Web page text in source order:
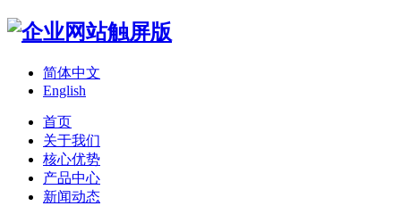
简体中文
English
首页
关于我们
核心优势
产品中心
新闻动态